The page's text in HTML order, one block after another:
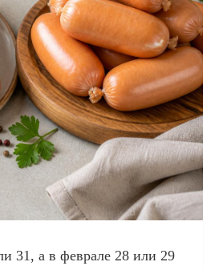
31, а в феврале 28 или 29